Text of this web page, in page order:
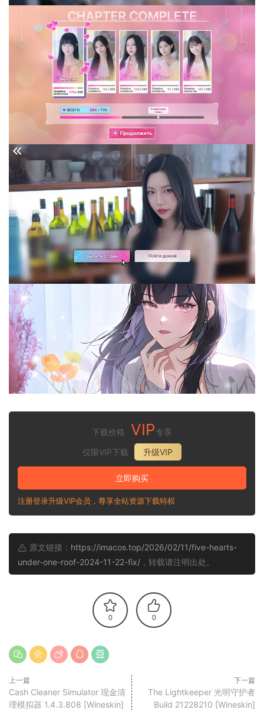
下载价格 VIP专享
仅限VIP下载
升级VIP
立即购买
注册登录升级VIP会员，尊享全站资源下载特权
原文链接： https://imacos.top/2026/02/11/five-hearts-
under-one-roof-2024-11-22-fix/ ，转载请注明出处。
0 0
上一篇
Cash Cleaner Simulator 现金清
理模拟器 1.4.3.808 [Wineskin]
下一篇
The Lightkeeper 光明守护者
Build 21228210 [Wineskin]